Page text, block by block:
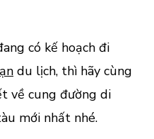
có kế hoạch đi
du lịch, thì hãy cùng
về cung đường di
mới nhất nhé.